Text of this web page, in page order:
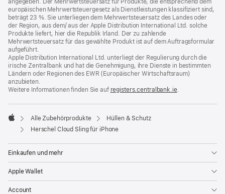
europäischen Mehrwertsteuergesetz als Dienstleistungen klassifiziert sind,
beträgt 23 %. Sie unterliegen dem Mehrwertsteuersatz des Landes oder
der Region, aus dem/ aus der Apple Distribution International Ltd. solche
Produkte liefert, hier die Republik Irland. Der zu zahlende
Mehrwertsteuersatz für das gewählte Produkt ist auf dem Auftragsformular
aufgeführt.
Apple Distribution International Ltd. unterliegt der Regulierung durch die
irische Zentralbank und hat die Genehmigung, ihre Dienste in bestimmten
Ländern oder Regionen des EWR (Europäischer Wirtschaftsraum)
anzubieten.
Weitere Informationen finden Sie auf registers.centralbank.ie(Öffnet
neues
.
Apple
Alle Zubehörprodukte
Hüllen & Schutz
Herschel Cloud Sling für iPhone
Einkaufen und mehr
Apple Wallet
Account